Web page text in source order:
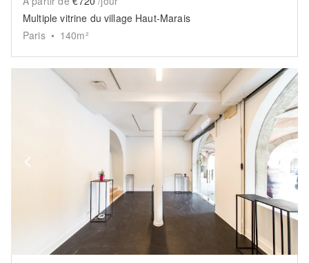
Multiple vitrine du village Haut-Marais
Paris • 140m²